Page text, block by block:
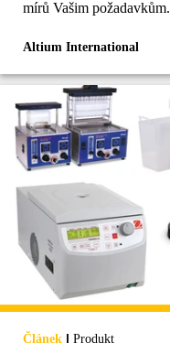
mírů Vašim požadavkům.
Altium International
Článek | Produkt